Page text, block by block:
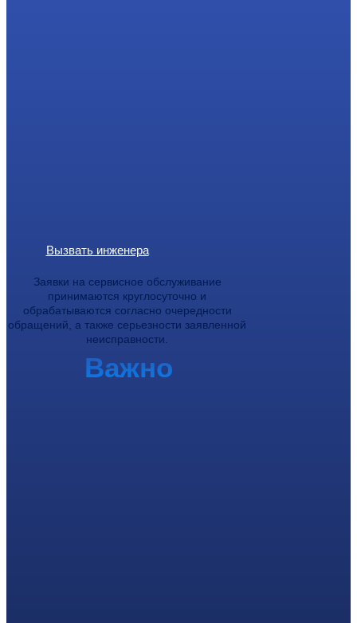
Вызвать инженера
Заявки на сервисное обслуживание
принимаются круглосуточно и
обрабатываются согласно очередности
обращений, а также серьезности заявленной
неисправности.
Важно